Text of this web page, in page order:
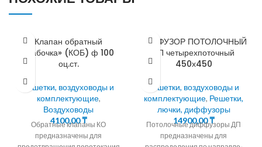
Клапан обратный
«бабочка» (КОБ) ф 100
оц.ст.
Решетки, воздуховоды и
комплектующие,
Воздуховоды
4100,00₸
Обратные клапаны КО
предназначены для
ДИФФУЗОР ПОТОЛОЧНЫЙ
ДП четырехпоточный
450х450
Решетки, воздуховоды и
комплектующие, Решетки,
лючки, диффузоры
14900,00₸
Потолочные диффузоры ДП
предназначены для